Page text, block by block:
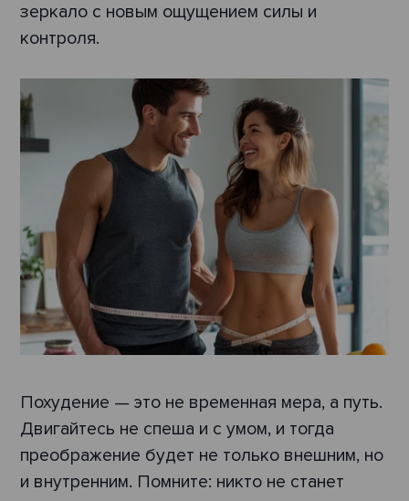
зеркало с новым ощущением силы и
контроля.
Похудение — это не временная мера, а путь.
Двигайтесь не спеша и с умом, и тогда
преображение будет не только внешним, но
и внутренним. Помните: никто не станет